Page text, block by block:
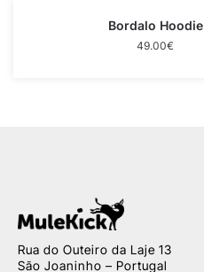
Bordalo Hoodie
49.00€
Rua do Outeiro da Laje 13
São Joaninho – Portugal